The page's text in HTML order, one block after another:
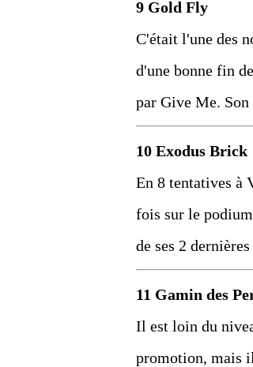
9 Gold Fly
C'était l'une des
d'une bonne fin
par Give Me. Son
10 Exodus Brick
En 8 tentatives à
fois sur le
de ses 2
11 Gamin des
Il est loin du
promotion, mais